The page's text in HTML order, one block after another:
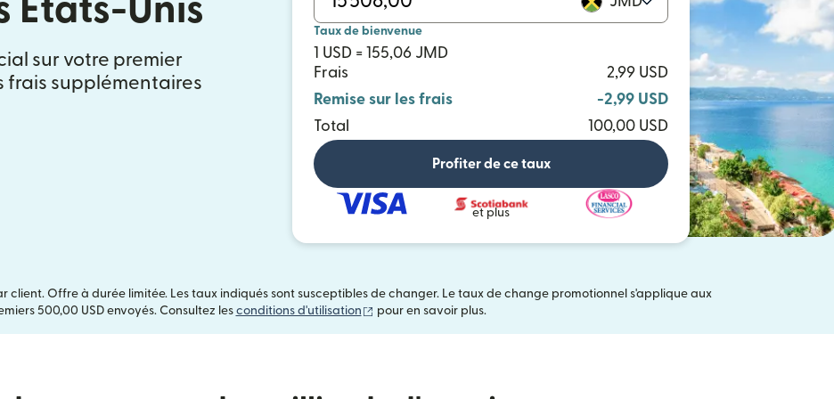
États-Unis
sur votre premier
frais supplémentaires
Taux de bienvenue
1 USD = 155,06 JMD
Frais
2,99 USD
Remise sur les frais
-2,99 USD
Total
100,00 USD
Profiter de ce taux
et plus
client. Offre à durée limitée. Les taux indiqués sont susceptibles de changer. Le taux de change promotionnel s'applique aux
500,00 USD envoyés. Consultez les conditions d'utilisation (s'ouvre dans une nouvelle fenêtre)
pour en savoir plus.